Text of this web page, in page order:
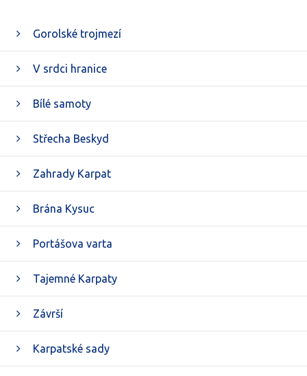
Gorolské trojmezí
V srdci hranice
Bílé samoty
Střecha Beskyd
Zahrady Karpat
Brána Kysuc
Portášova varta
Tajemné Karpaty
Závrší
Karpatské sady